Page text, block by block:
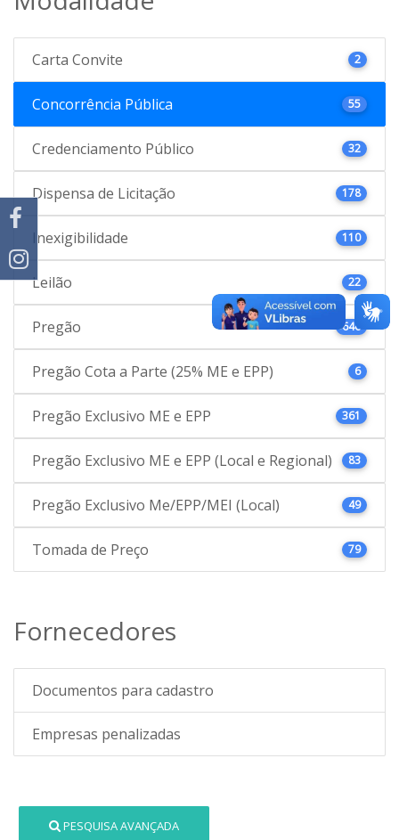
Carta Convite 2
Concorrência Pública 55
Credenciamento Público 32
Dispensa de Licitação 178
Inexigibilidade 110
Leilão 22
Pregão 646
Pregão Cota a Parte (25% ME e EPP) 6
Pregão Exclusivo ME e EPP 361
Pregão Exclusivo ME e EPP (Local e Regional) 83
Pregão Exclusivo Me/EPP/MEI (Local) 49
Tomada de Preço 79
Fornecedores
Documentos para cadastro
Empresas penalizadas
PESQUISA AVANÇADA